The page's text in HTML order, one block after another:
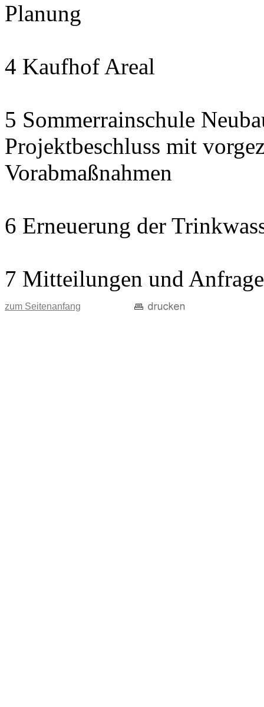
Planung
4 Kaufhof Areal
5 Sommerrainschule
Projektbeschluss mit
Vorabmaßnahmen
6 Erneuerung der
7 Mitteilungen und
zum Seitenanfang